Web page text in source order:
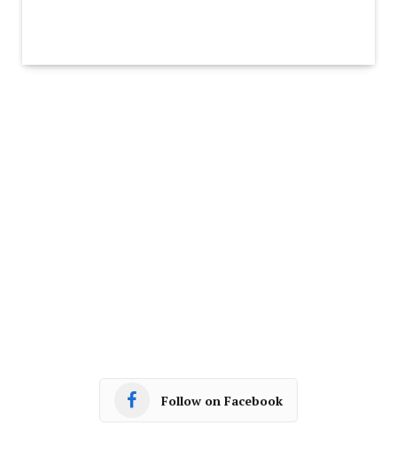
Follow on Facebook